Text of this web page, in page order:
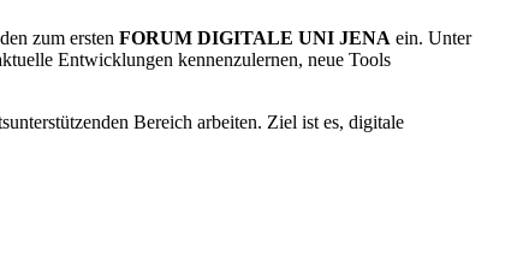
zum ersten FORUM DIGITALE UNI JENA ein. Unter
Entwicklungen kennenzulernen, neue Tools
Bereich arbeiten. Ziel ist es, digitale